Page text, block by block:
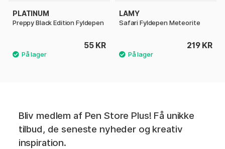
PLATINUM
Preppy Black Edition Fyldepen
55 KR
LAMY
Safari Fyldepen Meteorite
219 KR
Bliv medlem af Pen Store Plus! Få unikke
tilbud, de seneste nyheder og kreativ
inspiration.